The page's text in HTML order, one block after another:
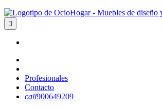

Profesionales
Contacto
call900649209